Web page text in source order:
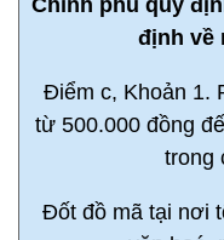
Chính phủ quy
định về
Điểm c, Khoản 1.
từ 500.000 đồng
trong
Đốt đồ mã tại nơi